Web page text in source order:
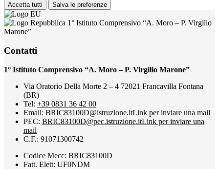
Accetta tutti Salva le preferenze
1° Istituto Comprensivo “A. Moro – P. Virgilio
Marone”
Contatti
1° Istituto Comprensivo “A. Moro – P. Virgilio Marone”
Via Oratorio Della Morte 2 – 4 72021 Francavilla Fontana
(BR)
Tel: +39 0831 36 42 00
Email: BRIC83100D@istruzione.itLink per inviare una mail
PEC: BRIC83100D@pec.istruzione.itLink per inviare una
mail
C.F.: 91071300742
Codice Mecc: BRIC83100D
Fatt. Elett: UF0NDM